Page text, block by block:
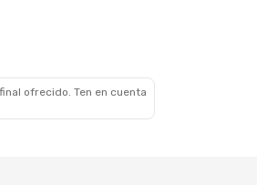
ofrecido. Ten en cuenta